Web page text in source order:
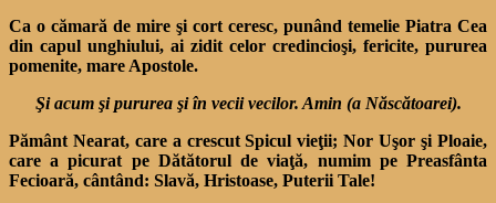
Ca o cămară de mire şi cort ceresc, punând temelie Piatra Cea
din capul unghiului, ai zidit celor credincioşi, fericite, puru­rea
pomenite, mare Apostole.
Şi acum şi pururea şi în vecii vecilor. Amin (a Născătoarei).
Pământ Nearat, care a cres­cut Spicul vieţii; Nor Uşor şi Ploaie,
care a picurat pe Dătătorul de viaţă, numim pe Preasfân­ta
Fecioară, cântând: Slavă, Hristoase, Puterii Tale!